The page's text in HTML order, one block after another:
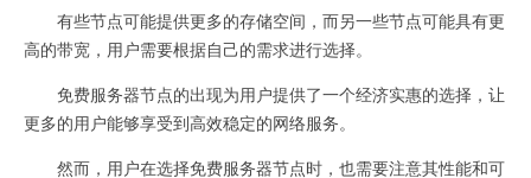
有些节点可能提供更多的存储空间，而另一些节点可能具有更
高的带宽，用户需要根据自己的需求进行选择。
免费服务器节点的出现为用户提供了一个经济实惠的选择，让
更多的用户能够享受到高效稳定的网络服务。
然而，用户在选择免费服务器节点时，也需要注意其性能和可